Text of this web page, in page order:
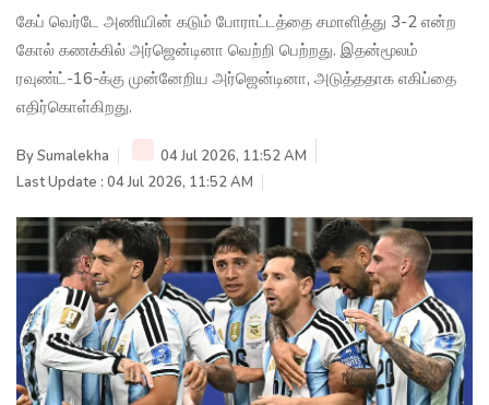
கேப் வெர்டே அணியின் கடும் போராட்டத்தை சமாளித்து 3-2 என்ற
கோல் கணக்கில் அர்ஜென்டினா வெற்றி பெற்றது. இதன்மூலம்
ரவுண்ட்-16-க்கு முன்னேறிய அர்ஜென்டினா, அடுத்ததாக எகிப்தை
எதிர்கொள்கிறது.
BySumalekha
04 Jul 2026, 11:52 AM
Last Update : 04 Jul 2026, 11:52 AM